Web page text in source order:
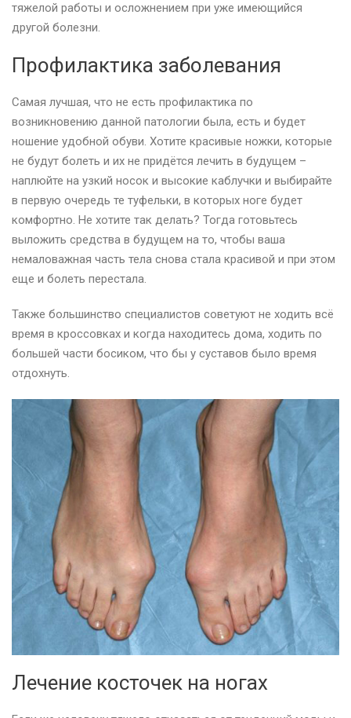
тяжелой работы и осложнением при уже имеющийся
другой болезни.
Профилактика заболевания
Самая лучшая, что не есть профилактика по
возникновению данной патологии была, есть и будет
ношение удобной обуви. Хотите красивые ножки, которые
не будут болеть и их не придётся лечить в будущем –
наплюйте на узкий носок и высокие каблучки и выбирайте
в первую очередь те туфельки, в которых ноге будет
комфортно. Не хотите так делать? Тогда готовьтесь
выложить средства в будущем на то, чтобы ваша
немаловажная часть тела снова стала красивой и при этом
еще и болеть перестала.
Также большинство специалистов советуют не ходить всё
время в кроссовках и когда находитесь дома, ходить по
большей части босиком, что бы у суставов было время
отдохнуть.
Лечение косточек на ногах